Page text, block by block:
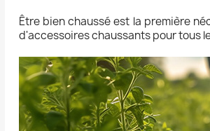
Être bien chaussé est la première
d'accessoires chaussants pour tous